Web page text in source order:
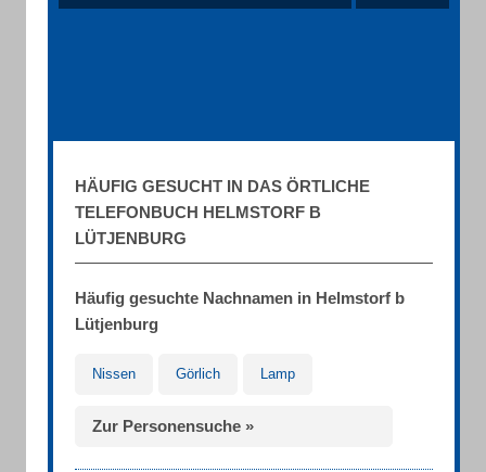
HÄUFIG GESUCHT IN DAS ÖRTLICHE
TELEFONBUCH HELMSTORF B
LÜTJENBURG
Häufig gesuchte Nachnamen in Helmstorf b
Lütjenburg
Nissen Görlich Lamp
Zur Personensuche »